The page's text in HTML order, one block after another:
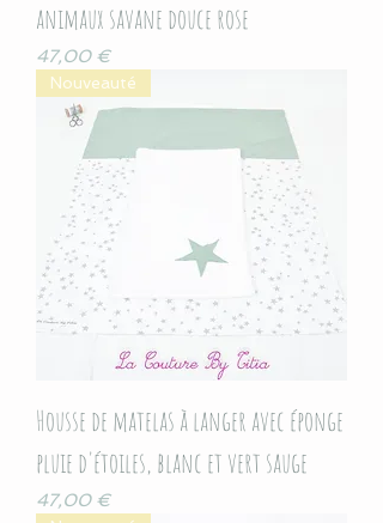
animaux savane douce rose
Prix
47,00 €
Nouveauté
Housse de matelas à langer avec éponge
pluie d'étoiles, blanc et vert sauge
Prix
47,00 €